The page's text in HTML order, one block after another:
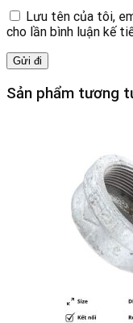
Lưu tên của tôi,
cho lần bình luận kế
Sản phẩm tương